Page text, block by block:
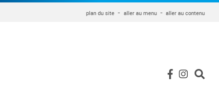
plan du site aller au menu aller au contenu